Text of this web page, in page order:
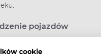
cookie
pojazdów